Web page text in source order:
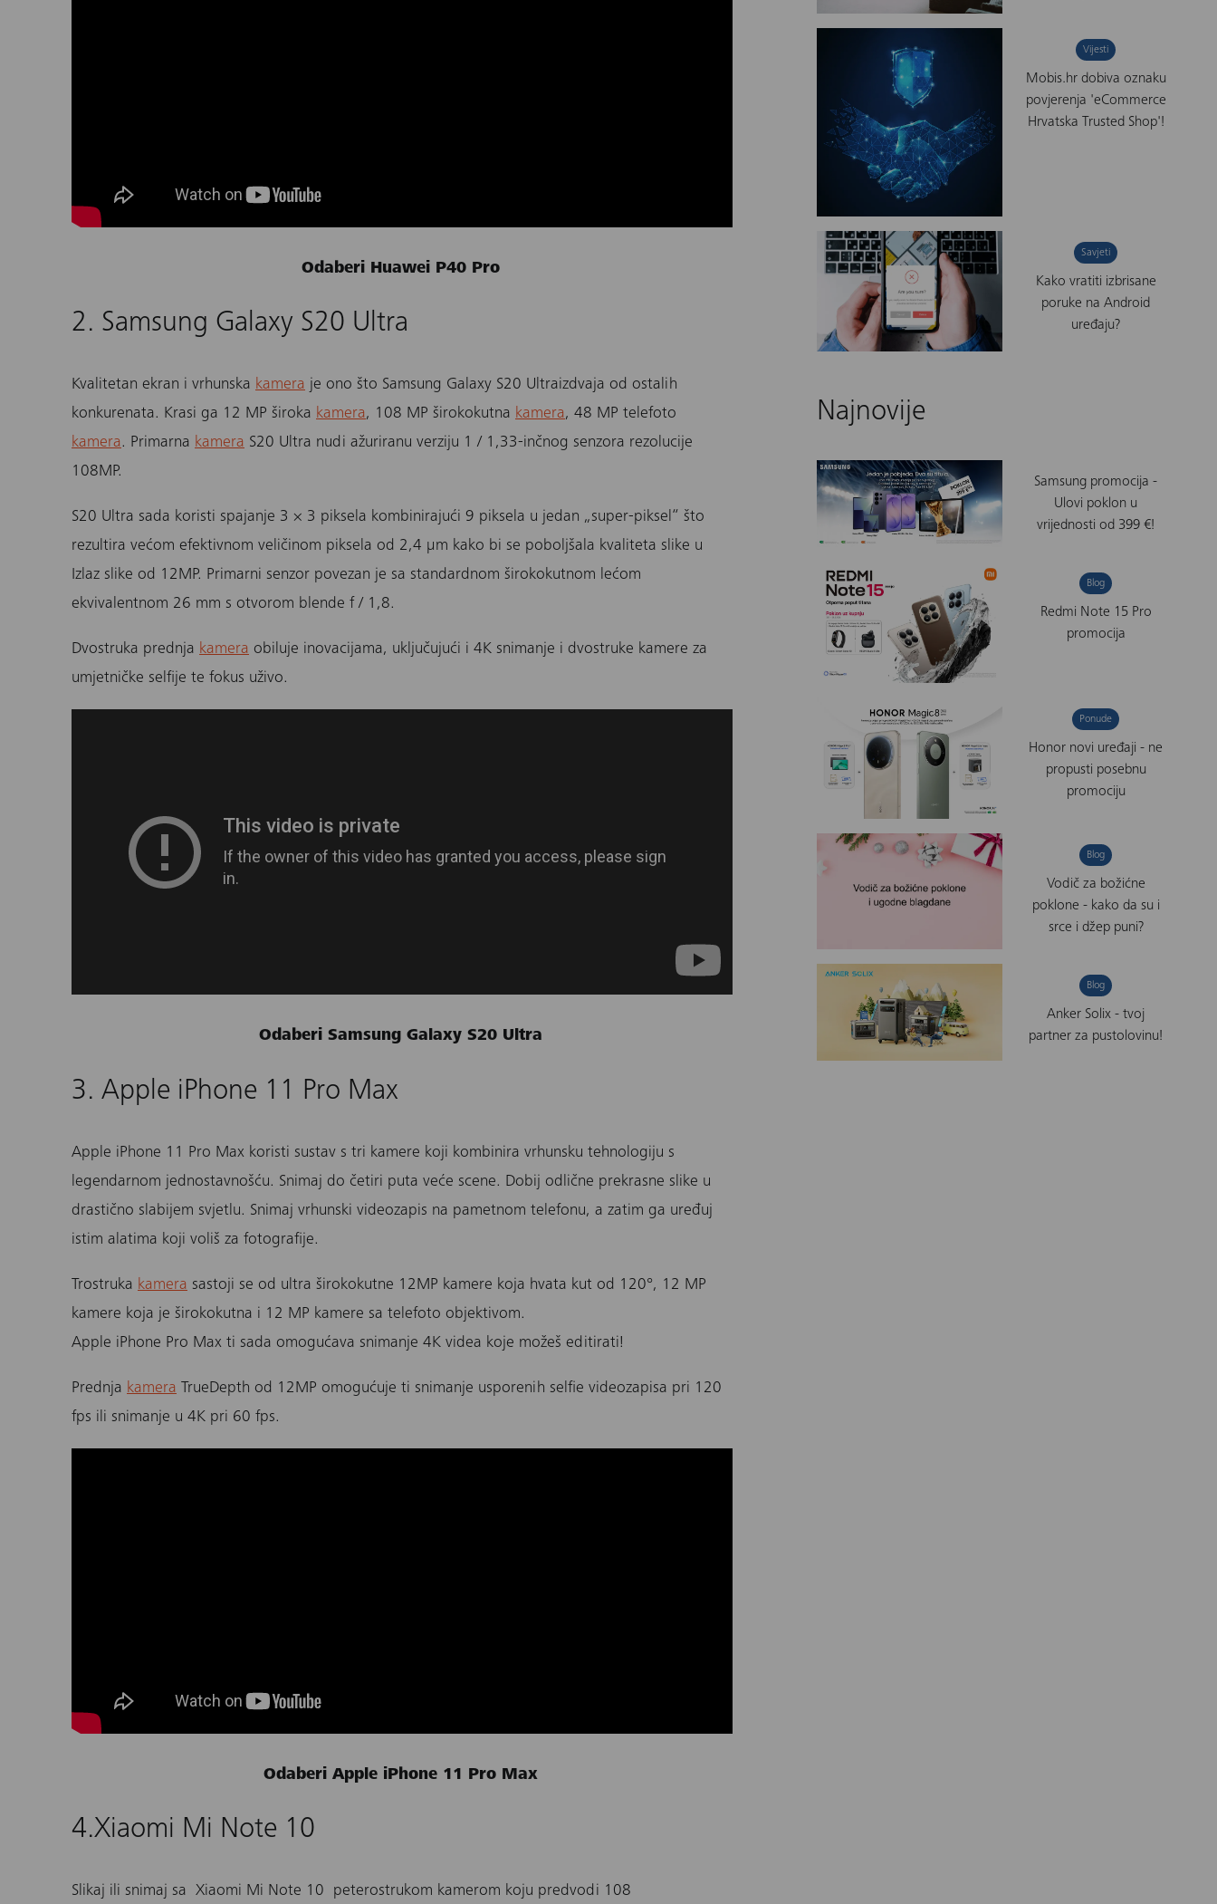
Odaberi Huawei P40 Pro
2. Samsung Galaxy S20 Ultra
Kvalitetan ekran i vrhunska kamera je ono što Samsung Galaxy S20 Ultraizdvaja od ostalih
konkurenata. Krasi ga 12 MP široka kamera, 108 MP širokokutna kamera, 48 MP telefoto
kamera. Primarna kamera S20 Ultra nudi ažuriranu verziju 1 / 1,33-inčnog senzora rezolucije
108MP.
S20 Ultra sada koristi spajanje 3 × 3 piksela kombinirajući 9 piksela u jedan „super-piksel“ što
rezultira većom efektivnom veličinom piksela od 2,4 μm kako bi se poboljšala kvaliteta slike u
Izlaz slike od 12MP. Primarni senzor povezan je sa standardnom širokokutnom lećom
ekvivalentnom 26 mm s otvorom blende f / 1,8.
Dvostruka prednja kamera obiluje inovacijama, uključujući i 4K snimanje i dvostruke kamere za
umjetničke selfije te fokus uživo.
Odaberi Samsung Galaxy S20 Ultra
3. Apple iPhone 11 Pro Max
Apple iPhone 11 Pro Max koristi sustav s tri kamere koji kombinira vrhunsku tehnologiju s
legendarnom jednostavnošću. Snimaj do četiri puta veće scene. Dobij odlične prekrasne slike u
drastično slabijem svjetlu. Snimaj vrhunski videozapis na pametnom telefonu, a zatim ga uređuj
istim alatima koji voliš za fotografije.
Trostruka kamera sastoji se od ultra širokokutne 12MP kamere koja hvata kut od 120°, 12 MP
kamere koja je širokokutna i 12 MP kamere sa telefoto objektivom.
Apple iPhone Pro Max ti sada omogućava snimanje 4K videa koje možeš editirati!
Prednja kamera TrueDepth od 12MP omogućuje ti snimanje usporenih selfie videozapisa pri 120
fps ili snimanje u 4K pri 60 fps.
Odaberi Apple iPhone 11 Pro Max
4.Xiaomi Mi Note 10
Slikaj ili snimaj sa Xiaomi Mi Note 10 peterostrukom kamerom koju predvodi 108
Vijesti
Mobis.hr dobiva oznaku
povjerenja 'eCommerce
Hrvatska Trusted Shop'!
Savjeti
Kako vratiti izbrisane
poruke na Android
uređaju?
Najnovije
Samsung promocija -
Ulovi poklon u
vrijednosti od 399 €!
Blog
Redmi Note 15 Pro
promocija
Ponude
Honor novi uređaji - ne
propusti posebnu
promociju
Blog
Vodič za božićne
poklone - kako da su i
srce i džep puni?
Blog
Anker Solix - tvoj
partner za pustolovinu!